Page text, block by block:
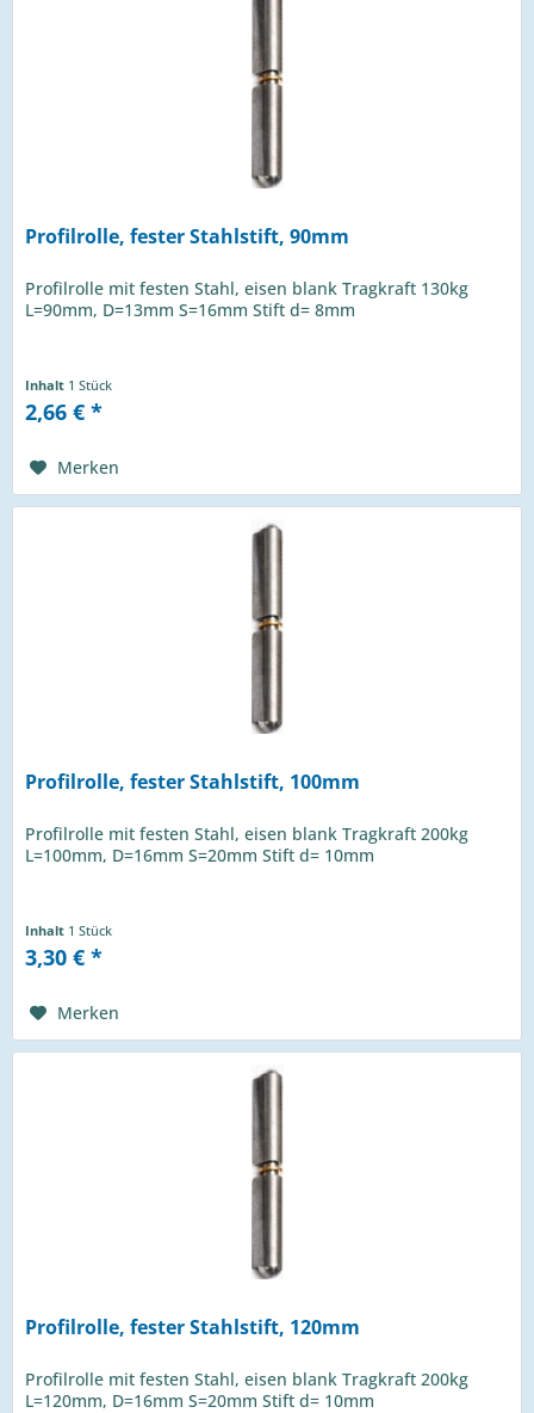
Profilrolle, fester Stahlstift, 90mm
Profilrolle mit festen Stahl, eisen blank Tragkraft 130kg
L=90mm, D=13mm S=16mm Stift d= 8mm
Inhalt 1 Stück
2,66 € *
Merken
Profilrolle, fester Stahlstift, 100mm
Profilrolle mit festen Stahl, eisen blank Tragkraft 200kg
L=100mm, D=16mm S=20mm Stift d= 10mm
Inhalt 1 Stück
3,30 € *
Merken
Profilrolle, fester Stahlstift, 120mm
Profilrolle mit festen Stahl, eisen blank Tragkraft 200kg
L=120mm, D=16mm S=20mm Stift d= 10mm